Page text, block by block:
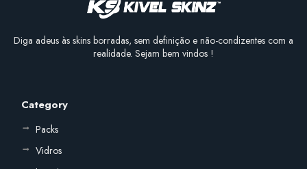
Diga adeus às skins borradas, sem definição e não-condizentes com a
realidade. Sejam bem vindos !
Category
Packs
Vidros